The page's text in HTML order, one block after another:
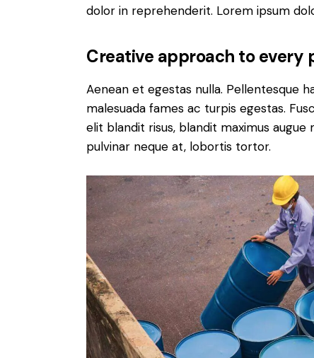
dolor in reprehenderit. Lorem ipsum
Creative approach to every
Aenean et egestas nulla. Pellentesque
malesuada fames ac turpis egestas.
elit blandit risus, blandit maximus
pulvinar neque at, lobortis tortor.